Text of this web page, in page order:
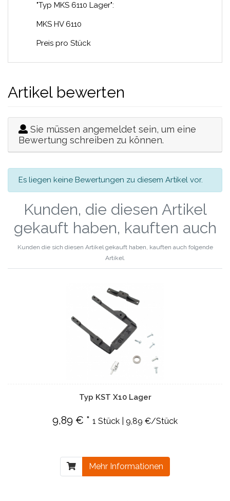
"Typ MKS 6110 Lager":
MKS HV 6110
Preis pro Stück
Artikel bewerten
Sie müssen angemeldet sein, um eine
Bewertung schreiben zu können.
Es liegen keine Bewertungen zu diesem Artikel vor.
Kunden, die diesen Artikel
gekauft haben, kauften auch
Kunden die sich diesen Artikel gekauft haben, kauften auch folgende
Artikel.
Typ KST X10 Lager
9,89 € * 1 Stück | 9,89 €/Stück
Mehr Informationen